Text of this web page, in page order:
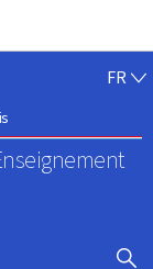
FR